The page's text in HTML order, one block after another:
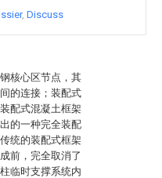
核心区节点，其
的连接；装配式
配式混凝土框架
的一种完全装配
统的装配式框架
前，完全取消了
临时支撑系统内
Discuss